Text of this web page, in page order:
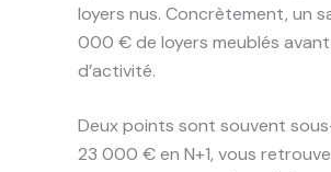
loyers nus. Concrètement, un
000 € de loyers meublés
d’activité.
Deux points sont souvent
23 000 € en N+1, vous